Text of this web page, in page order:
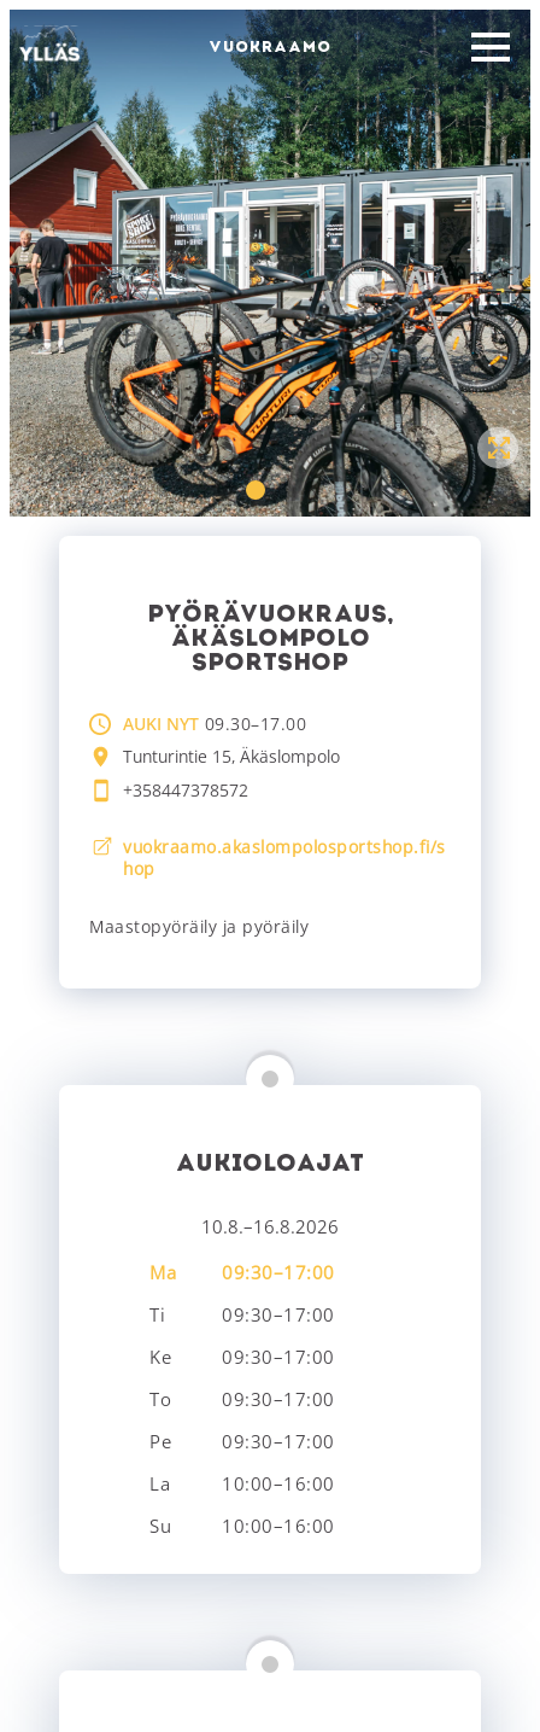
VUOKRAAMO
PYÖRÄVUOKRAUS,
ÄKÄSLOMPOLO
SPORTSHOP
AUKI NYT 09.30–17.00
Tunturintie 15, Äkäslompolo
+358447378572
vuokraamo.akaslompolosportshop.fi/s
hop
Maastopyöräily ja pyöräily
AUKIOLOAJAT
10.8.–16.8.2026
Ma
09:30–17:00
Ti
09:30–17:00
Ke
09:30–17:00
To
09:30–17:00
Pe
09:30–17:00
La
10:00–16:00
Su
10:00–16:00